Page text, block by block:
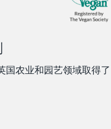
国农业和园艺领域取得了